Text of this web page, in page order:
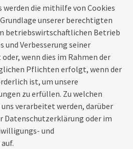
die mithilfe von Cookies
unserer berechtigten
betriebswirtschaftlichen Betrieb
und Verbesserung seiner
wenn dies im Rahmen der
Pflichten erfolgt, wenn der
ist, um unsere
zu erfüllen. Zu welchen
uns verarbeitet werden, darüber
Datenschutzerklärung oder im
und